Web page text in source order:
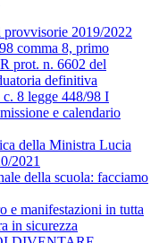
2019/2022
comma 8, primo
prot. n. 6602 del
definitiva
c. 8 legge 448/98 I
e calendario
della Ministra Lucia
2021
della scuola: facciamo
e manifestazioni in tutta
in sicurezza